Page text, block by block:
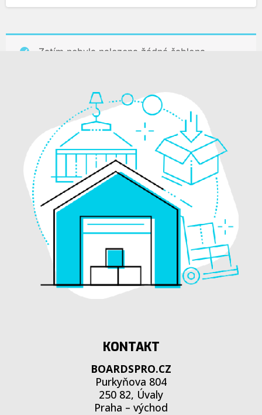
Zatím nebyla nalezena žádná šablona.
KONTAKT
BOARDSPRO.CZ
Purkyňova 804
250 82, Úvaly
Praha – východ